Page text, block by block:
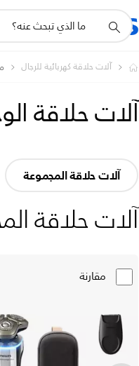
المنتجات
أيقونة
دعم
آلات حلاقة كهربائية للرجال
آلات حلاقة
آلات حلاقة المجموعة
آلات حلاقة
مقارنة